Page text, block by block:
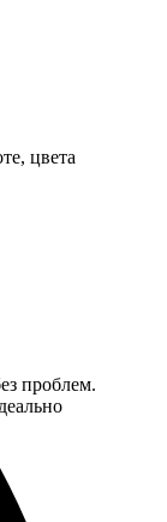
цвета
проблем.